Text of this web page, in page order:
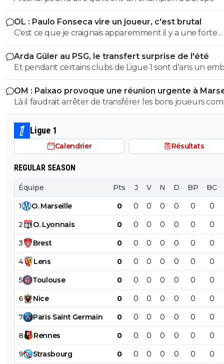
OL : Paulo Fonseca vire un joueur, c'est brutal
C'est ce que je craignais apparemment il y a une forte
mésentente entre lui et Foncesca. Autre Nouvelle l'OL
foncerait sur Krepin Diatta
Arda Güler au PSG, le transfert surprise de l'été
Et pendant certains clubs de Ligue 1 sont d'ans un
financier le PSG vend et achète pour des centaines de
millions d'euros des joueurs hors normes.
OM : Paixao provoque une réunion urgente à
Là il faudrait arrêter de transférer les bons joueurs
Paixao et d'aller engraisser les clubs turcs avec les
l'OM. Le brésilien doit doit être la base de l'attaque de
cette saison.
Ligue 1
Calendrier Résultats
REGULAR SEASON
Équipe Pts J V N D BP BC
1 O. Marseille 0 0 0 0 0 0 0
2 O. Lyonnais 0 0 0 0 0 0 0
3 Brest 0 0 0 0 0 0 0
4 Lens 0 0 0 0 0 0 0
5 Toulouse 0 0 0 0 0 0 0
6 Nice 0 0 0 0 0 0 0
7 Paris Saint Germain 0 0 0 0 0 0 0
8 Rennes 0 0 0 0 0 0 0
9 Strasbourg 0 0 0 0 0 0 0